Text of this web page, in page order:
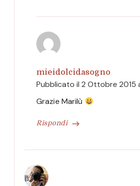
mieidolcidasogno
Pubblicato il 2 Ottobre 2015
Rispondi
Grazie Marilù